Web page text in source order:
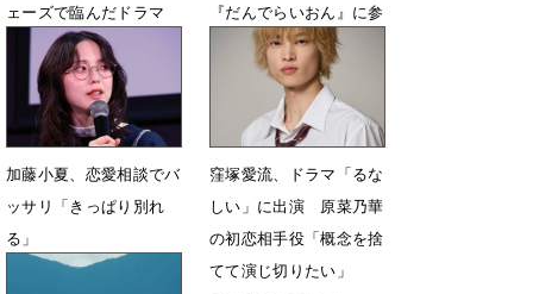
ェーズで臨んだドラマ
「失恋カルタ」
4月21日 11時30分
『だんでらいおん』に参
戦決定
3月31日 08時42分
加藤小夏、恋愛相談でバ
ッサリ「きっぱり別れ
る」
3月25日 07時00分
窪塚愛流、ドラマ「るな
しい」に出演 原菜乃華
の初恋相手役「概念を捨
てて演じ切りたい」